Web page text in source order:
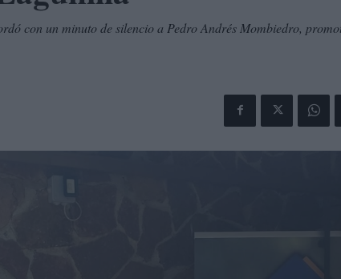
con un minuto de silencio a Pedro Andrés Mombiedro,